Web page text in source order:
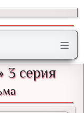
3 серия